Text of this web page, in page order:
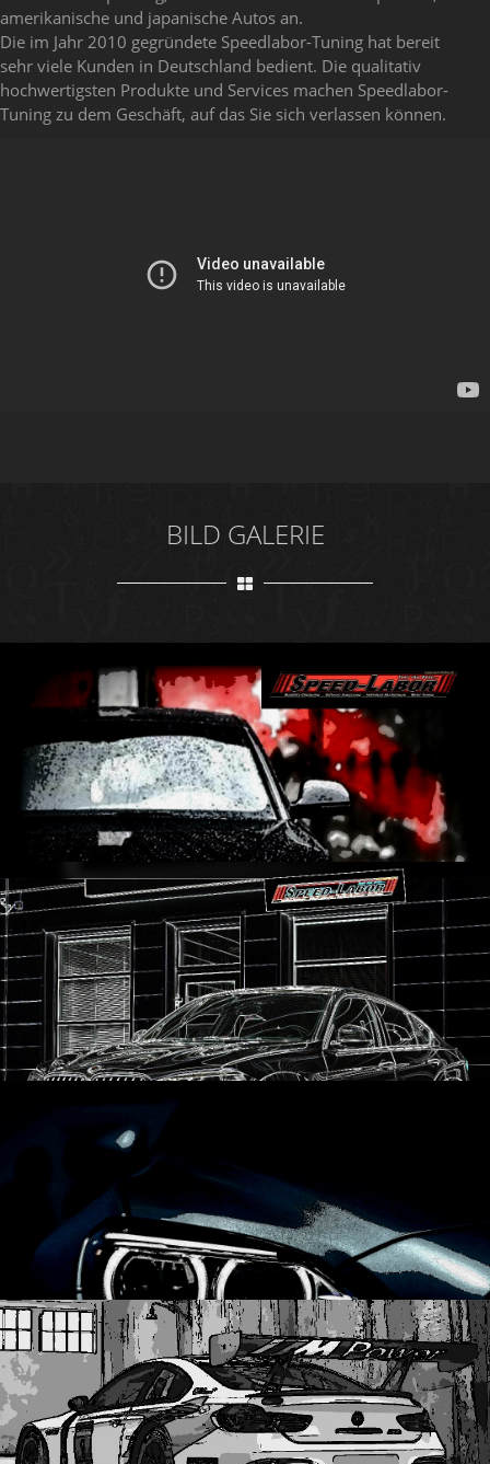
amerikanische und japanische Autos an.
Die im Jahr 2010 gegründete Speedlabor-Tuning hat bereit
sehr viele Kunden in Deutschland bedient. Die qualitativ
hochwertigsten Produkte und Services machen Speedlabor-
Tuning zu dem Geschäft, auf das Sie sich verlassen können.
BILD GALERIE